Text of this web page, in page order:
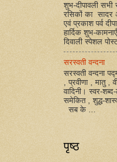
शुभ-दीपावली सभी
रसिकों का सादर
एवं प्रकाश पर्व
हार्दिक शुभ-
दिवाली स्पेशल
सरस्वती वन्दना
सरस्वती वन्दना
, प्रवीणा , मातु ,
वादिनी। स्वर-
समेकित , शुद्ध-
सब के ...
पृष्ठ